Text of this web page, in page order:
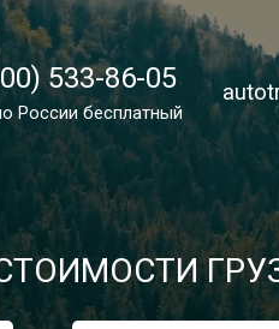
533-86-05
России бесплатный
533-86-05
России бесплатный